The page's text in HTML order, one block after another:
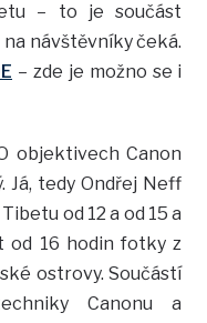
– to je součást
návštěvníky čeká.
– zde je možno se i
objektivech Canon
Já, tedy Ondřej Neff
od 12 a od 15 a
od 16 hodin fotky z
ostrovy. Součástí
Canonu a